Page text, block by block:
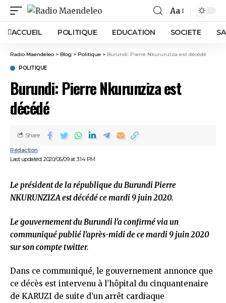
Aa
ACCUEIL POLITIQUE EDUCATION SOCIETE
Radio Maendeleo > Blog > Politique > Burundi: Pierre Nkurunziza est décédé
POLITIQUE
Burundi: Pierre Nkurunziza est
décédé
Last updated: 2020/06/09 at 3:14 PM
Rédaction
Share
Le président de la république du Burundi Pierre
NKURUNZIZA est décédé ce mardi 9 juin 2020.
Le gouvernement du Burundi l’a confirmé via un
communiqué publié l’après-midi de ce mardi 9 juin 2020
sur son compte twitter.
Dans ce communiqué, le gouvernement annonce que
ce décès est intervenu à l’hôpital du cinquantenaire
de KARUZI de suite d’un arrêt cardiaque